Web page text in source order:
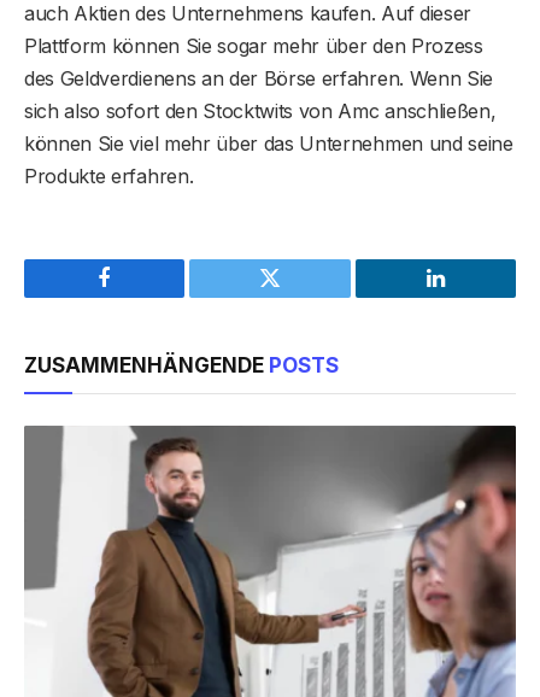
auch Aktien des Unternehmens kaufen. Auf dieser
Plattform können Sie sogar mehr über den Prozess
des Geldverdienens an der Börse erfahren. Wenn Sie
sich also sofort den Stocktwits von Amc anschließen,
können Sie viel mehr über das Unternehmen und seine
Produkte erfahren.
Facebook Twitter LinkedIn
ZUSAMMENHÄNGENDE POSTS